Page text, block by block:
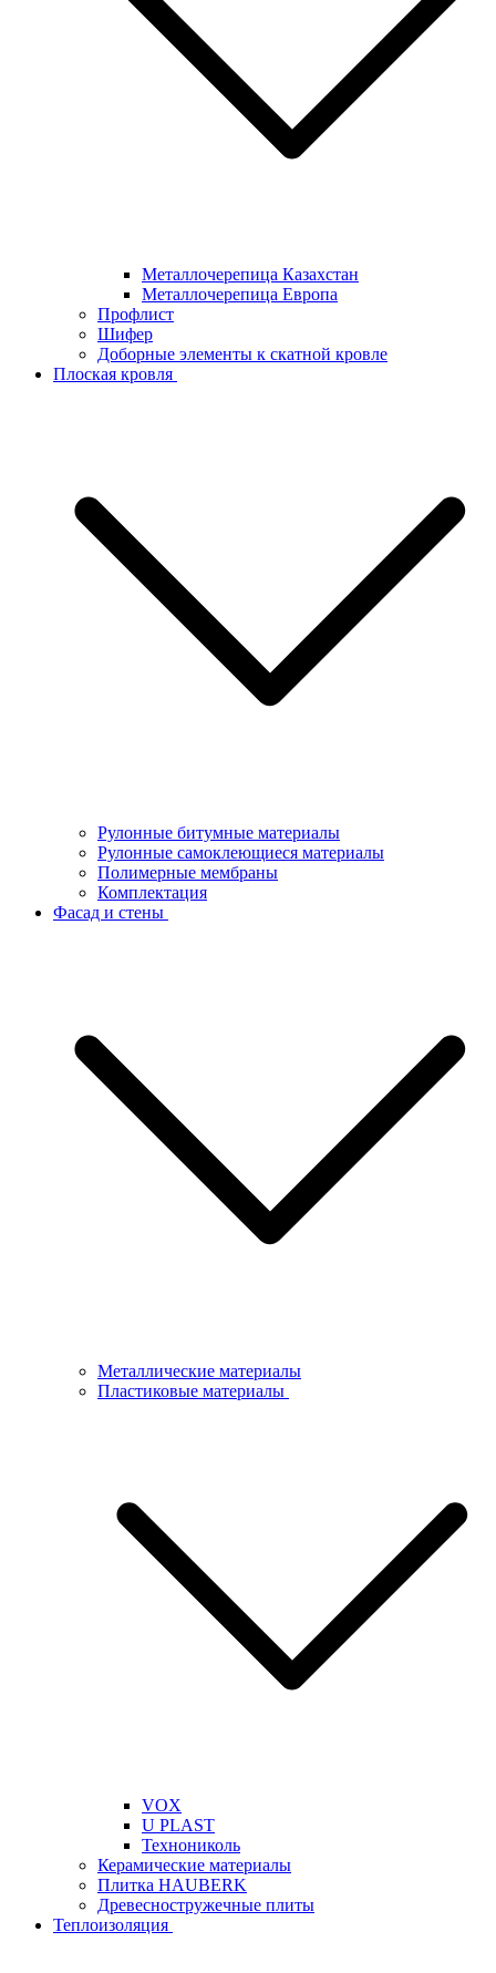
Металлочерепица Казахстан
Металлочерепица Европа
Профлист
Шифер
Доборные элементы к скатной кровле
Плоская кровля
Рулонные битумные материалы
Рулонные самоклеющиеся материалы
Полимерные мембраны
Комплектация
Фасад и стены
Металлические материалы
Пластиковые материалы
VOX
U PLAST
Технониколь
Керамические материалы
Плитка HAUBERK
Древесностружечные плиты
Теплоизоляция